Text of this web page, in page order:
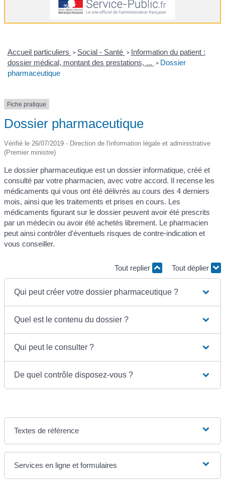
Accueil particuliers > Social - Santé > Information du patient :
dossier médical, montant des prestations, ... > Dossier
pharmaceutique
Fiche pratique
Dossier pharmaceutique
Vérifié le 26/07/2019 - Direction de l'information légale et administrative
(Premier ministre)
Le dossier pharmaceutique est un dossier informatique, créé et
consulté par votre pharmacien, avec votre accord. Il recense les
médicaments qui vous ont été délivrés au cours des 4 derniers
mois, ainsi que les traitements et prises en cours. Les
médicaments figurant sur le dossier peuvent avoir été prescrits
par un médecin ou avoir été achetés librement. Le pharmacien
peut ainsi contrôler d'éventuels risques de contre-indication et
vous conseiller.
Tout replier Tout déplier
Qui peut créer votre dossier pharmaceutique ?
Quel est le contenu du dossier ?
Qui peut le consulter ?
De quel contrôle disposez-vous ?
Textes de référence
Services en ligne et formulaires